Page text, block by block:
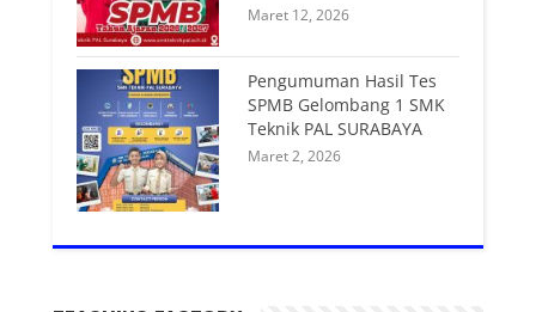
Maret 12, 2026
Pengumuman Hasil Tes
SPMB Gelombang 1 SMK
Teknik PAL SURABAYA
Maret 2, 2026